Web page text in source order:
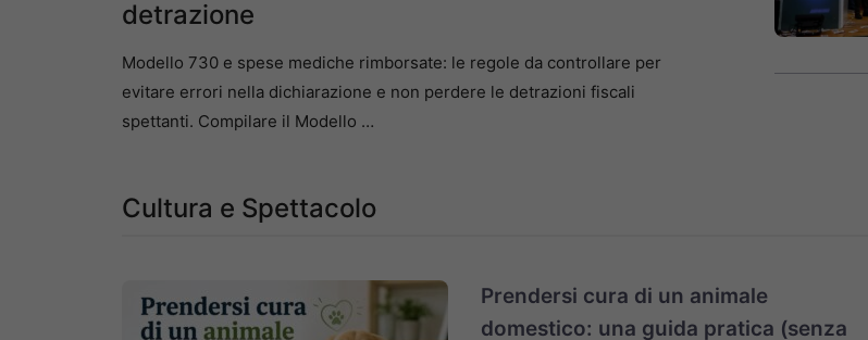
detrazione
Modello 730 e spese mediche rimborsate: le regole da controllare per
evitare errori nella dichiarazione e non perdere le detrazioni fiscali
spettanti. Compilare il Modello …
Cultura e Spettacolo
Prendersi cura di un animale
domestico: una guida pratica (senza